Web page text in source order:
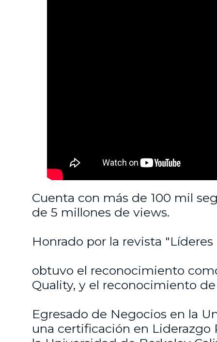
Cuenta con más de 100 mil
de 5 millones de views.
Honrado por la revista "Líderes
obtuvo el reconocimiento
Quality, y el reconocimiento
Egresado de Negocios en la
una certificación en Liderazgo